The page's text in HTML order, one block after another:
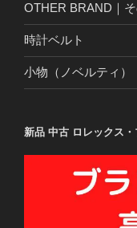
OTHER BRAND｜
時計ベルト
小物（ノベルティ）
新品 中古 ロレックス